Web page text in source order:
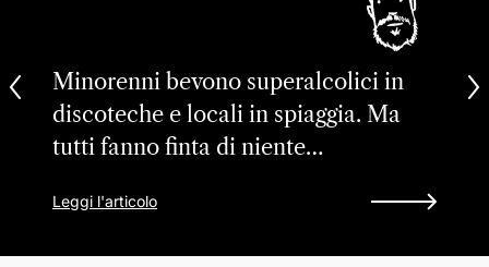
Minorenni bevono superalcolici in
discoteche e locali in spiaggia. Ma
tutti fanno finta di niente…
Leggi l'articolo